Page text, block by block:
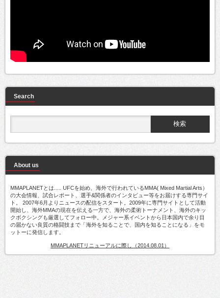
Search
About us
MMAPLANETとは..... UFCを始め、海外で行われているMMA( Mixed Martial Arts）
の大会情報、試合レポート、選手&関係者のインタビュー等をお届けする専門サイ
ト。 2007年6月よりニュースの配信をスタート。2009年に専門サイトとして活動
開始し、海外MMAの現在を伝える一方で、海外の柔術トーナメント、海外のキッ
クボクシングも厳選してフォロー中。メジャー系イベントから日本国内で余り目
の届かない良質の格闘技まで「海外を知ることで、国内を知ることになる」をモ
ットーに発信します。
MMAPLANETリニューアルに際し（2014.08.01）